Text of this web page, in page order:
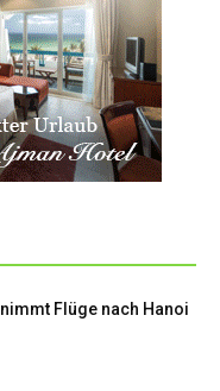
Flüge nach Hanoi